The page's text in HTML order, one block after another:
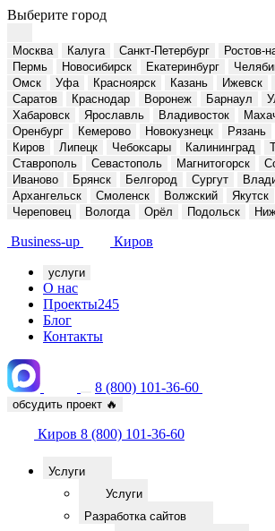
Выберите город
Москва Калуга Санкт-Петербург Ростов-
Пермь
Новосибирск Екатеринбург
Омск
Уфа Красноярск Казань Ижевск
Саратов
Краснодар Воронеж Барнаул
Хабаровск
Ярославль Владивосток
Оренбург
Кемерово Новокузнецк Рязань
Киров
Липецк Чебоксары Калининград
Ставрополь
Севастополь Магнитогорск
Иваново
Брянск Белгород Сургут
Архангельск
Смоленск Волжский Якутск
Череповец
Вологда Орёл Подольск
Business-up Киров
услуги
О нас
Проекты245
Блог
Контакты
8 (800) 101-36-60
обсудить проект 🔥
Киров 8 (800) 101-36-60
Услуги
Услуги
Разработка сайтов